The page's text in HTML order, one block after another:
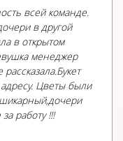
всей команде.
в другой
в открытом
менеджер
Цветы были
работу !!!